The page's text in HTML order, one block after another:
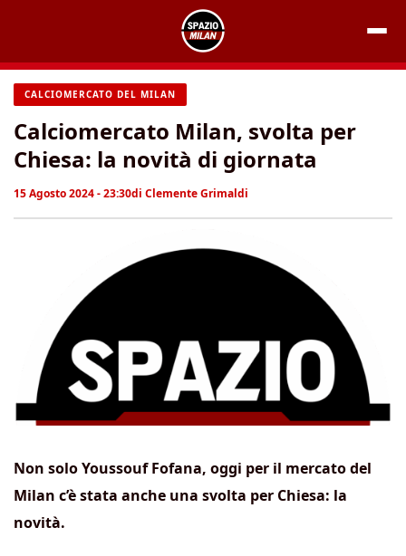
contenuto
CALCIOMERCATO DEL MILAN
Calciomercato Milan, svolta per
Chiesa: la novità di giornata
15 Agosto 2024 - 23:30di Clemente Grimaldi
Non solo Youssouf Fofana, oggi per il mercato del
Milan c’è stata anche una svolta per Chiesa: la
novità.